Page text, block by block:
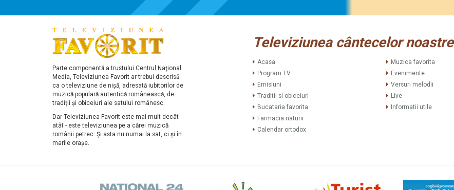
Parte componentă a trustului Centrul Naţional
Media, Televiziunea Favorit ar trebui descrisă
ca o televiziune de nişă, adresată iubitorilor de
muzică populară autentică românească, de
tradiţii şi obiceiuri ale satului românesc.
Dar Televiziunea Favorit este mai mult decât
atât - este televiziunea pe a cărei muzică
românii petrec. Şi asta nu numai la sat, ci şi în
marile oraşe.
Televiziunea cântecelor noastre
Acasa
Program TV
Emisiuni
Traditii si obiceiuri
Bucataria favorita
Farmacia naturii
Calendar ortodox
Muzica favorita
Evenimente
Versuri melodii
Live
Informatii utile